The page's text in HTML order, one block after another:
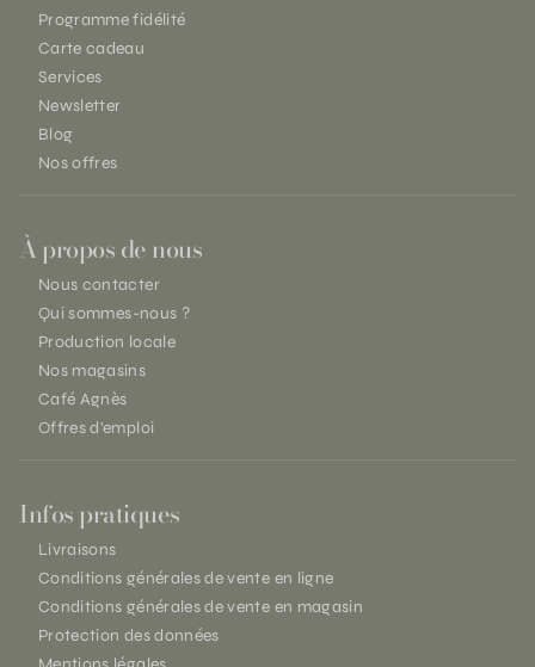
Programme fidélité
Carte cadeau
Services
Newsletter
Blog
Nos offres
À propos de nous
Nous contacter
Qui sommes-nous ?
Production locale
Nos magasins
Café Agnès
Offres d'emploi
Infos pratiques
Livraisons
Conditions générales de vente en ligne
Conditions générales de vente en magasin
Protection des données